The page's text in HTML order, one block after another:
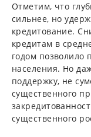
Отметим, что
сильнее, но
кредитование.
кредитам в
годом позволило
населения. Но
поддержку, не
существенного
существенного